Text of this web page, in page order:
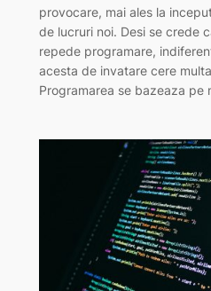
provocare, mai ales la
de lucruri noi. Desi se crede
repede programare,
acesta de invatare cere
Programarea se bazeaza